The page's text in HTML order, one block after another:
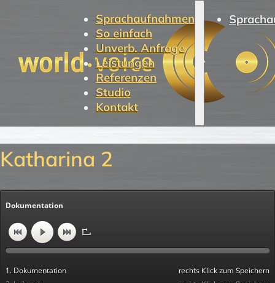
Sprachaufnahmen
So einfach
Unverb. Anfrage
Leistungen
Referenzen
Studio
Kontakt
Katharina 2
Dokumentation
1. Dokumentation rechts Klick zum Speichern